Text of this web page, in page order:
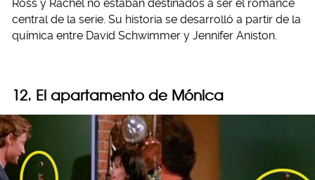
Ross y Rachel no estaban destinados a ser el romance
central de la serie. Su historia se desarrolló a partir de la
química entre David Schwimmer y Jennifer Aniston.
12. El apartamento de Mónica